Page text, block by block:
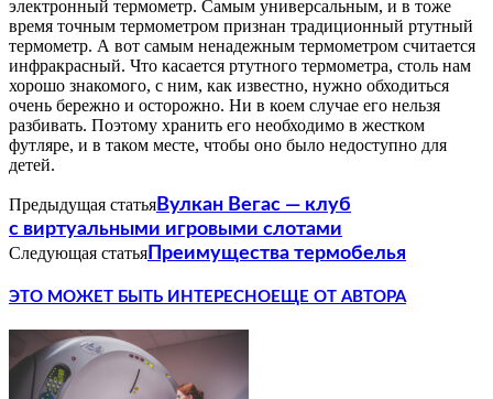
электронный термометр. Самым универсальным, и в тоже
время точным термометром признан традиционный ртутный
термометр. А вот самым ненадежным термометром считается
инфракрасный. Что касается ртутного термометра, столь нам
хорошо знакомого, с ним, как известно, нужно обходиться
очень бережно и осторожно. Ни в коем случае его нельзя
разбивать. Поэтому хранить его необходимо в жестком
футляре, и в таком месте, чтобы оно было недоступно для
детей.
Предыдущая статьяВулкан Вегас — клуб
с виртуальными игровыми слотами
Следующая статья Преимущества термобелья
ЭТО МОЖЕТ БЫТЬ ИНТЕРЕСНО ЕЩЕ ОТ АВТОРА